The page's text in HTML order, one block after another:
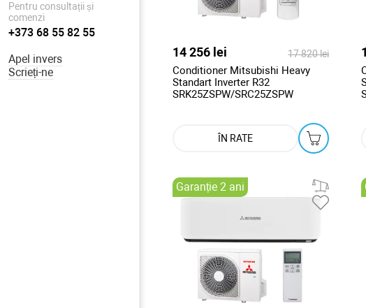
Pentru consultații și
comenzi
+373 68 55 82 55
Apel invers
Scrieți-ne
14 256 lei 17 820 lei
Conditioner Mitsubishi Heavy
Standart Inverter R32
SRK25ZSPW/SRC25ZSPW
ÎN RATE
Garanție 2 ani